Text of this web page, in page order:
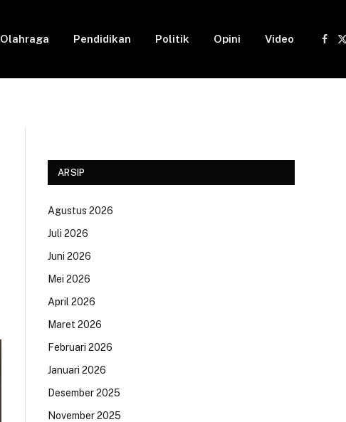
Olahraga Pendidikan Politik Opini Video
ARSIP
Agustus 2026
Juli 2026
Juni 2026
Mei 2026
April 2026
Maret 2026
Februari 2026
Januari 2026
Desember 2025
November 2025